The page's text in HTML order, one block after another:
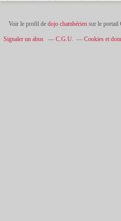
Voir le profil de dojo chambériensur le portail
Signaler un abus C.G.U. Cookies et